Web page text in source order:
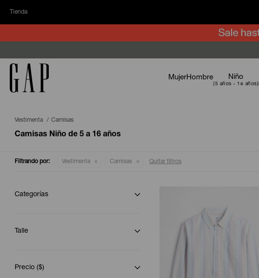
Tienda
MujerHombre Niño
Vestimenta Camisas
Camisas Niño de 5 a 16 años
Filtrando por: Vestimenta Camisas Quitar filtros
Categorías
Talle
Precio ($)